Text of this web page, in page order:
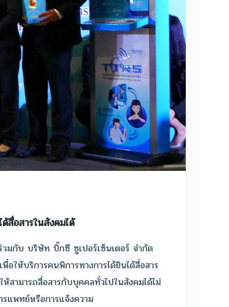
สื่อสารในสังคมได้
กับ บริษัท บิ๊กซี ซูเปอร์เซ็นเตอร์ จำกัด
ให้บริการคนพิการทางการได้ยินได้สื่อสาร
ห้สามารถสื่อสารกับบุคคลทั่วไปในสังคมได้ไม่
รแพทย์หรือการแจ้งความ